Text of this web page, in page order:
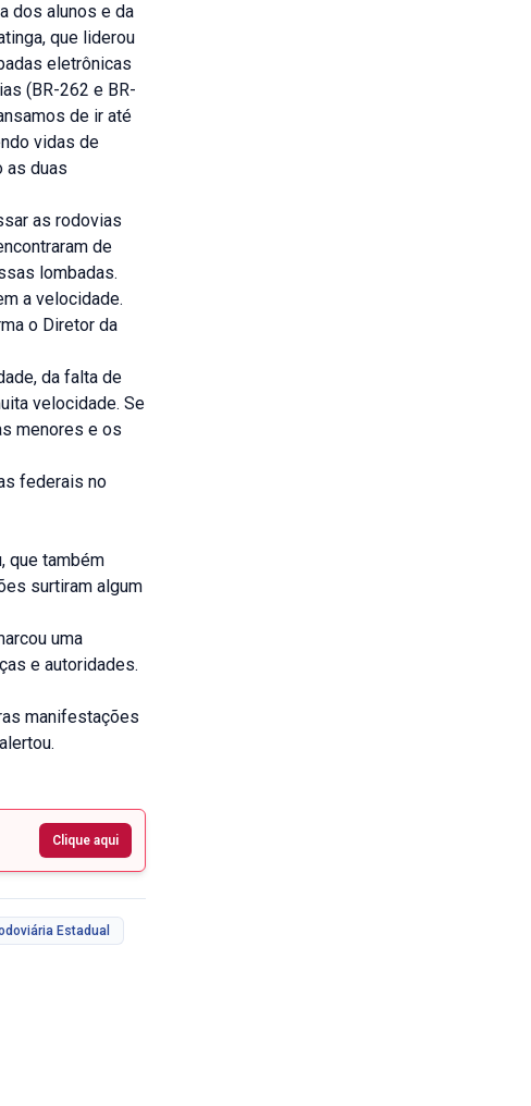
dos alunos e da
que liderou
eletrônicas
(BR-262 e BR-
de ir até
vidas de
as duas
as rodovias
de
lombadas.
a velocidade.
o Diretor da
da falta de
velocidade. Se
menores e os
federais no
que também
surtiram algum
uma
e autoridades.
manifestações
Clique aqui
Estadual